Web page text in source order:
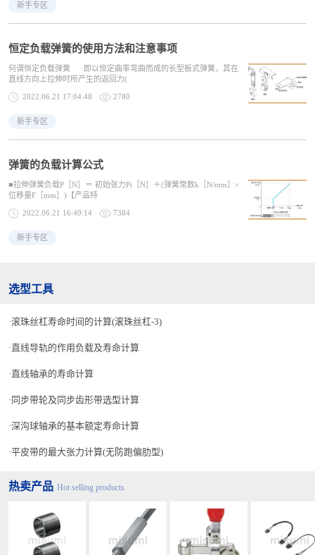
新手专区
恒定负载弹簧的使用方法和注意事项
何谓恒定负载弹簧 · 即以恒定曲率弯曲而成的长型板式弹簧，其在
直线方向上拉伸时所产生的返回力(
新手专区
2022.06.21 17:04:48 2780
弹簧的负载计算公式
■拉伸弹簧负载P［N］＝ 初始张力Pi［N］＋(弹簧常数k［N/mm］×
位移量F［mm］)【产品特
新手专区
2022.06.21 16:49:14 7384
选型工具
滚珠丝杠寿命时间的计算(滚珠丝杠-3)
直线导轨的作用负载及寿命计算
直线轴承的寿命计算
同步带轮及同步齿形带选型计算
深沟球轴承的基本额定寿命计算
平皮带的最大张力计算(无防跑偏肋型)
热卖产品 Hot selling products